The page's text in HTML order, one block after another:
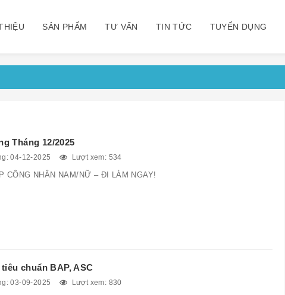
SẢN PHẨM TƯ VẤN TIN TỨC TUYỂN DỤNG
Tháng 12/2025
04-12-2025 Lượt xem: 534
CÔNG NHÂN NAM/NỮ – ĐI LÀM NGAY!
chuẩn BAP, ASC
03-09-2025 Lượt xem: 830